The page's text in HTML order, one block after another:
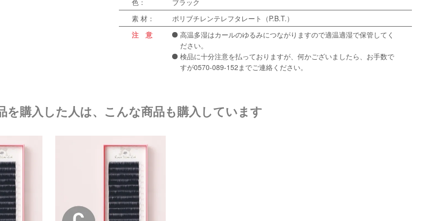
色：
ブラック
素 材：
ポリブチレンテレフタレート（P.B.T.）
注 意
高温多湿はカールのゆるみにつながりますので適温適湿で保管してく
ださい。
検品に十分注意を払っておりますが、何かございましたら、お手数で
すが0570-089-152までご連絡ください。
を購入した人は、こんな商品も購入しています